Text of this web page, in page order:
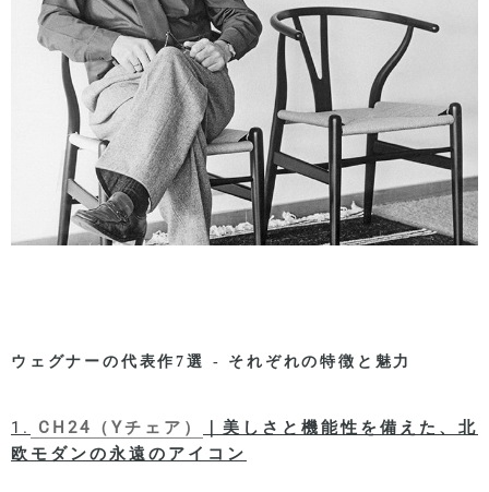
ウェグナーの代表作7選 - それぞれの特徴と魅力
1. CH24 （ Yチェア）
｜美しさと機能性を備えた、北
欧モダンの永遠のアイコン